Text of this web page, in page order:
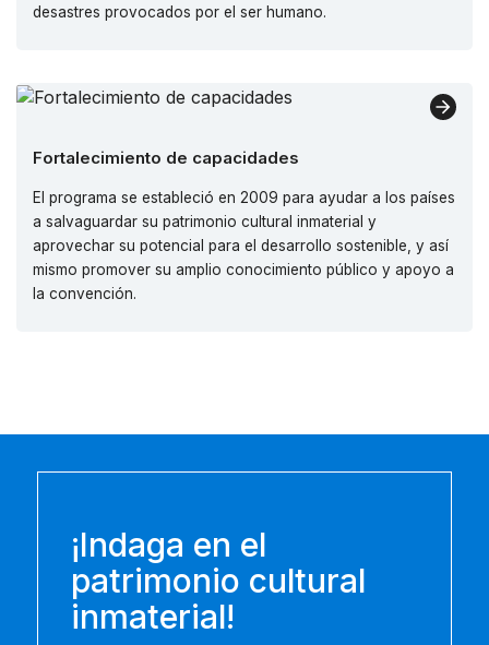
desastres provocados por el ser humano.
Fortalecimiento de capacidades
El programa se estableció en 2009 para ayudar a los países
a salvaguardar su patrimonio cultural inmaterial y
aprovechar su potencial para el desarrollo sostenible, y así
mismo promover su amplio conocimiento público y apoyo a
la convención.
¡Indaga en el
patrimonio cultural
inmaterial!